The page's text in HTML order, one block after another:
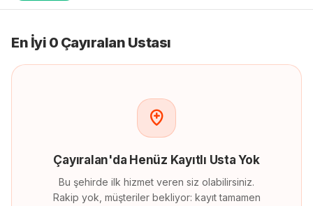
En İyi 0 Çayıralan Ustası
Çayıralan'da Henüz Kayıtlı Usta Yok
Bu şehirde ilk hizmet veren siz olabilirsiniz.
Rakip yok, müşteriler bekliyor: kayıt tamamen